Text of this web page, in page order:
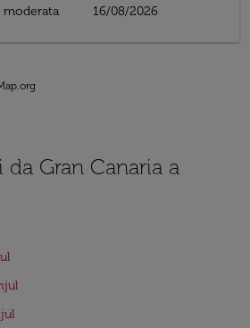
16/08/2026
Gran Canaria a